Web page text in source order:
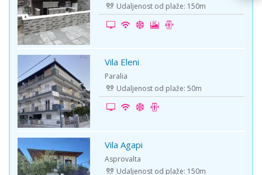
Udaljenost od plaže: 150m
-5% Vila Eleni
Paralia
Udaljenost od plaže: 50m
-15% Vila Agapi
Asprovalta
Udaljenost od plaže: 150m